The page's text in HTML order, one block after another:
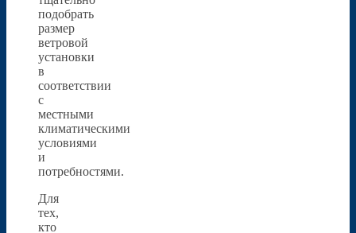
подобрать
размер
ветровой
установки
в
соответствии
с
местными
климатическими
условиями
и
потребностями.
Для
тех,
кто